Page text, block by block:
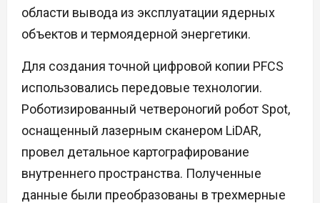
области вывода из эксплуатации ядерных
объектов и термоядерной энергетики.
Для создания точной цифровой копии PFCS
использовались передовые технологии.
Роботизированный четвероногий робот Spot,
оснащенный лазерным сканером LiDAR,
провел детальное картографирование
внутреннего пространства. Полученные
данные были преобразованы в трехмерные